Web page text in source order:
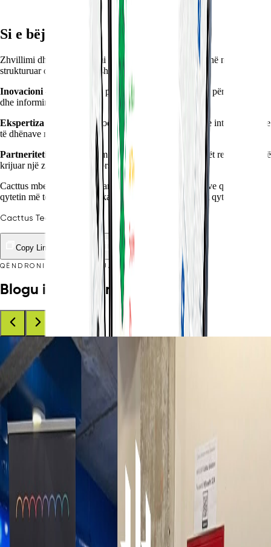
Si e bëjmë këtë
Zhvillimi dhe implementimi i Prishtina Online bazohet në një qasje të
strukturuar dhe të qëndrueshme, në tre shtylla kryesore:
Inovacioni – ndërtimi i një platforme moderne digjitale për shërbime
dhe informim urban.
Ekspertiza – integrimi i moduleve funksionale, hartave interaktive dhe
të dhënave në kohë reale.
Partneriteti
– bashkëpunim me institucionet dhe aktorët relevant për të
krijuar një zgjidhje të përdorshme dhe të besueshme.
Cacttus mbetet e përkushtuar në zhvillimin e platformave që e bëjnë
qytetin më të lidhur, më efikas dhe më të orientuar drejt qytetarëve.
Cacttus Team
Copy Link
QËNDRONI TË PËRDITËSUAR ME LAJMET TONA
Blogu i ardhshëm
CATEGORY
Cacttus mori pjesë në Match-Maker Albania 2026 në
Tiranë
CATEGORY
Cacttus pjesëmarrës i #ECR2026 në Vienë!
Inovacion urban për Prishtinën në bashkëpunim me
UNDP